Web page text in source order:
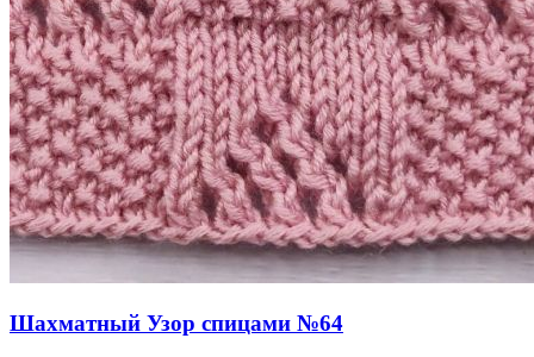
Шахматный Узор спицами №64